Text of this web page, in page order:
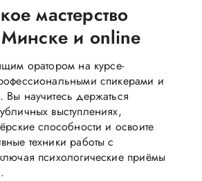
мастерство
и online
оратором на курсе-
спикерами и
Вы научитесь держаться
выступлениях,
способности и освоите
техники работы с
психологические приёмы